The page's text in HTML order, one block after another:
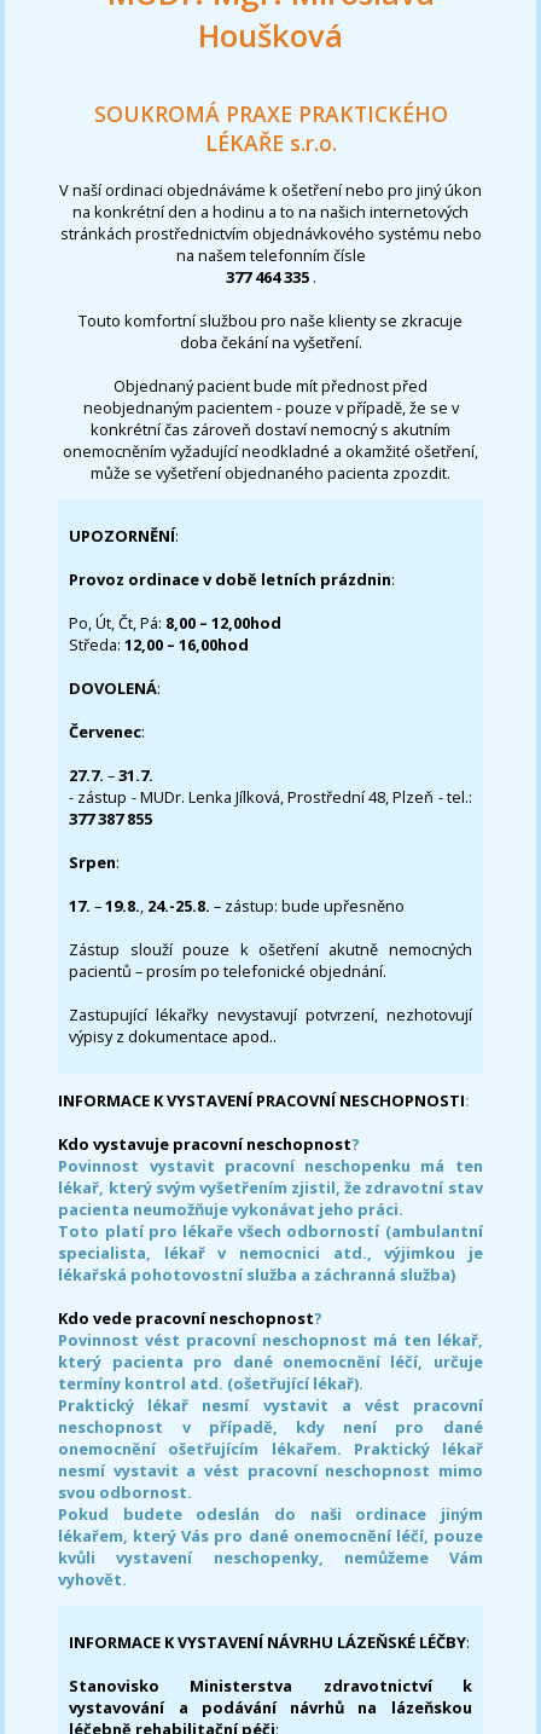
Houšková
SOUKROMÁ PRAXE PRAKTICKÉHO
LÉKAŘE s.r.o.
V naší ordinaci objednáváme k ošetření nebo pro jiný úkon
na konkrétní den a hodinu a to na našich internetových
stránkách prostřednictvím objednávkového systému nebo
na našem telefonním čísle
377 464 335 .
Touto komfortní službou pro naše klienty se zkracuje
doba čekání na vyšetření.
Objednaný pacient bude mít přednost před
neobjednaným pacientem - pouze v případě, že se v
konkrétní čas zároveň dostaví nemocný s akutním
onemocněním vyžadující neodkladné a okamžité ošetření,
může se vyšetření objednaného pacienta zpozdit.
UPOZORNĚNÍ:
Provoz ordinace v době letních prázdnin:
Po, Út, Čt, Pá: 8,00 – 12,00hod
Středa:12,00 – 16,00hod
DOVOLENÁ:
Červenec:
27.7.–31.7.
- zástup - MUDr. Lenka Jílková, Prostřední 48, Plzeň - tel.:
377 387 855
Srpen:
17. –19.8., 24.-25.8. – zástup: bude upřesněno
Zástup slouží pouze k ošetření akutně nemocných
pacientů – prosím po telefonické objednání.
Zastupující lékařky nevystavují potvrzení, nezhotovují
výpisy z dokumentace apod..
INFORMACE K VYSTAVENÍ PRACOVNÍ NESCHOPNOSTI:
Kdo vystavuje pracovní neschopnost?
Povinnost vystavit pracovní neschopenku má ten
lékař, který svým vyšetřením zjistil, že zdravotní stav
pacienta neumožňuje vykonávat jeho práci.
Toto platí pro lékaře všech odborností (ambulantní
specialista, lékař v nemocnici atd., výjimkou je
lékařská pohotovostní služba a záchranná služba)
Kdo vede pracovní neschopnost?
Povinnost vést pracovní neschopnost má ten lékař,
který pacienta pro dané onemocnění léčí, určuje
termíny kontrol atd. (ošetřující lékař).
Praktický lékař nesmí vystavit a vést pracovní
neschopnost v případě, kdy není pro dané
onemocnění ošetřujícím lékařem. Praktický lékař
nesmí vystavit a vést pracovní neschopnost mimo
svou odbornost.
Pokud budete odeslán do naši ordinace jiným
lékařem, který Vás pro dané onemocnění léčí, pouze
kvůli vystavení neschopenky, nemůžeme Vám
vyhovět.
INFORMACE K VYSTAVENÍ NÁVRHU LÁZEŇSKÉ LÉČBY:
Stanovisko Ministerstva zdravotnictví k
vystavování a podávání návrhů na lázeňskou
léčebně rehabilitační péči: